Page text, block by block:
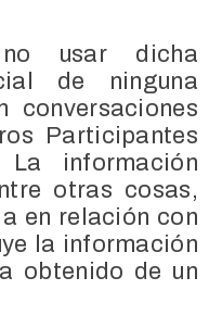
usar dicha
de ninguna
conversaciones
Participantes
información
otras cosas,
en relación con
la información
obtenido de un